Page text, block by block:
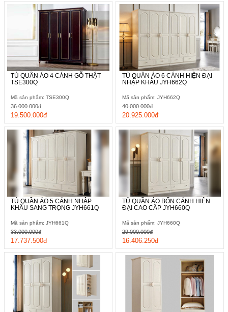
TỦ QUẦN ÁO 4 CÁNH GỖ THẬT
TSE300Q
Mã sản phẩm: TSE300Q
19.500.000đ
36.000.000đ
TỦ QUẦN ÁO 6 CÁNH HIỆN ĐẠI
NHẬP KHẨU JYH662Q
Mã sản phẩm: JYH662Q
20.925.000đ
40.000.000đ
TỦ QUẦN ÁO 5 CÁNH NHẬP
KHẨU SANG TRỌNG JYH661Q
Mã sản phẩm: JYH661Q
17.737.500đ
33.000.000đ
TỦ QUẦN ÁO BỐN CÁNH HIỆN
ĐẠI CAO CẤP JYH660Q
Mã sản phẩm: JYH660Q
16.406.250đ
29.000.000đ